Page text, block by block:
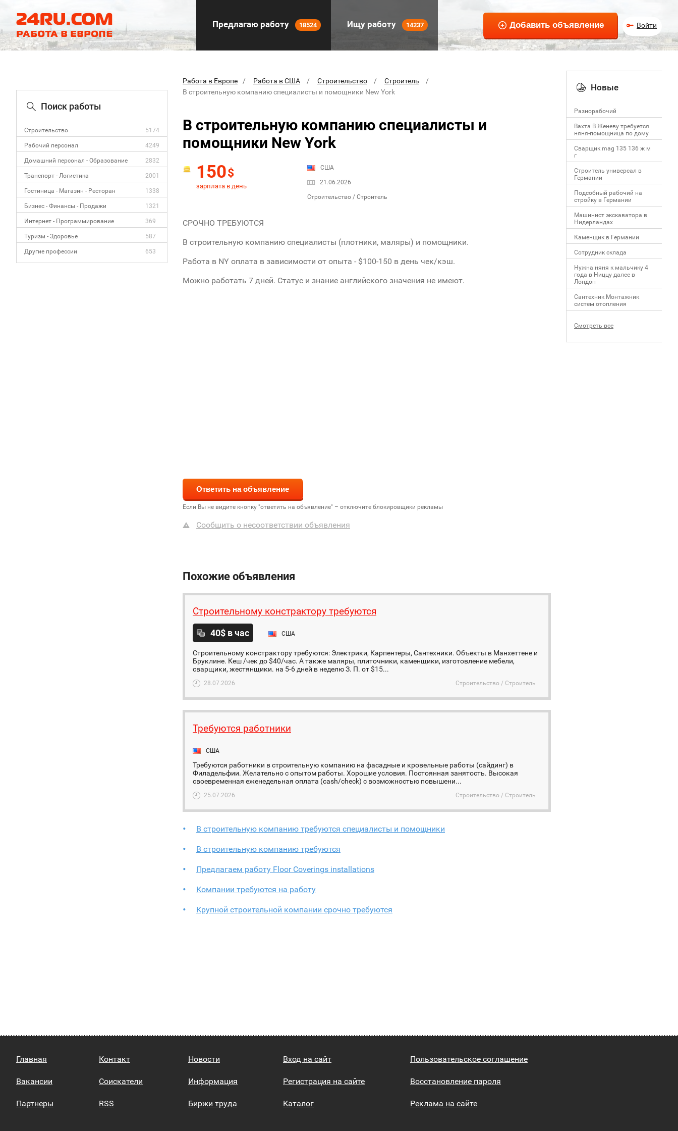
Предлагаю работу 18524 Ищу работу 14237 Войти
Поиск работы
Строительство 5174
Рабочий персонал 4249
Домашний персонал - Образование 2832
Транспорт - Логистика 2001
Гостиница - Магазин - Ресторан 1338
Бизнес - Финансы - Продажи 1321
Интернет - Программирование 369
Туризм - Здоровье 587
Другие профессии 653
Работа в Европе Работа в США Строительство
Строитель
В строительную компанию специалисты и помощники New York
В строительную компанию специалисты и
помощники New York
150$
зарплата в день
США
21.06.2026
Строительство / Строитель
СРОЧНО ТРЕБУЮТСЯ
В строительную компанию специалисты (плотники, маляры) и помощники.
Работа в NY оплата в зависимости от опыта - $100-150 в день чек/кэш.
Можно работать 7 дней. Статус и знание английского значения не имеют.
Если Вы не видите кнопку "ответить на объявление" – отключите блокировщики рекламы
Сообщить о несоответствии объявления
Похожие объявления
Строительному констрактору требуются
40$ в час США
Строительному констрактору требуются: Электрики, Карпентеры, Сантехники. Объекты в Манхеттене и
Бруклине. Кеш /чек до $40/час. А также маляры, плиточники, каменщики, изготовление мебели,
сварщики, жестянщики. на 5-6 дней в неделю З. П. от $15...
28.07.2026 Строительство / Строитель
Требуются работники
США
Требуются работники в строительную компанию на фасадные и кровельные работы (сайдинг) в
Филадельфии. Желательно с опытом работы. Хорошие условия. Постоянная занятость. Высокая
своевременная еженедельная оплата (cash/check) с возможностью повышени...
25.07.2026 Строительство / Строитель
В строительную компанию требуются специалисты и помощники
В строительную компанию требуются
Предлагаем работу Floor Coverings installations
Компании требуются на работу
Крупной строительной компании срочно требуются
Новые
Разнорабочий
Вахта В Женеву требуется
няня-помощница по дому
Сварщик mag 135 136 ж м
г
Строитель универсал в
Германии
Подсобный рабочий на
стройку в Германии
Машинист экскаватора в
Нидерландах
Каменщик в Германии
Сотрудник склада
Нужна няня к мальчику 4
года в Ниццу далее в
Лондон
Сантехник Монтажник
систем отопления
Смотреть все
Главная
Вакансии
Партнеры
Контакт
Соискатели
RSS
Новости
Информация
Биржи труда
Вход на сайт
Регистрация на сайте
Каталог
Пользовательское соглашение
Восстановление пароля
Реклама на сайте